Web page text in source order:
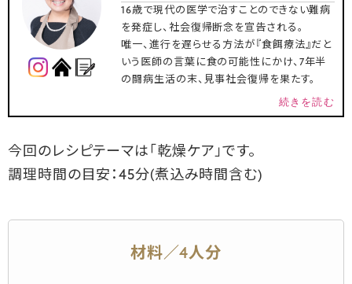
16歳で現代の医学で治すことのできない難病
を発症し、社会復帰断念を宣告される。
唯一、進行を遅らせる方法が『食餌療法』だと
いう医師の言葉に食の可能性にかけ、7年半
の闘病生活の末、見事社会復帰を果たす。
続きを読む
今回のレシピテーマは「乾燥ケア」です。
調理時間の目安：45分(煮込み時間含む)
材料／4人分